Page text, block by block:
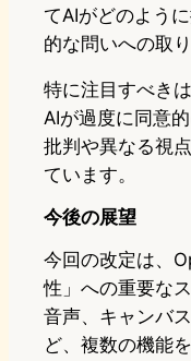
てAIがどのよう
的な問いへの取
特に注目すべき
AIが過度に同意
批判や異なる視
ています。
今後の展望
今回の改定は、
性」への重要な
音声、キャンバ
ど、複数の機能